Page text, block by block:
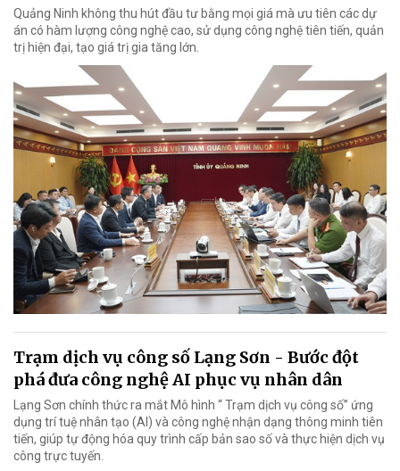
Quảng Ninh không thu hút đầu tư bằng mọi giá mà ưu tiên các dự
án có hàm lượng công nghệ cao, sử dụng công nghệ tiên tiến, quản
trị hiện đại, tạo giá trị gia tăng lớn.
Trạm dịch vụ công số Lạng Sơn - Bước đột
phá đưa công nghệ AI phục vụ nhân dân
Lạng Sơn chính thức ra mắt Mô hình “ Trạm dịch vụ công số” ứng
dụng trí tuệ nhân tạo (AI) và công nghệ nhận dạng thông minh tiên
tiến, giúp tự động hóa quy trình cấp bản sao số và thực hiện dịch vụ
công trực tuyến.